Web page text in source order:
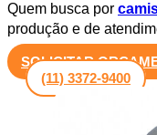
Quem busca por
produção e de
SOLICITAR
(11) 3372-9400